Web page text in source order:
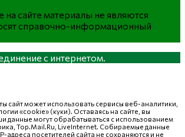
сайте материалы не являются
справочно-информационный
с интернетом.
сайт может использовать сервисы веб-аналитики,
«cookie» (куки). Оставаясь на сайте, вы
данные могут обрабатываться с использованием
Top.Mail.Ru, LiveInternet. Собираемые данные
адреса посетителей сайта не сохраняются и не